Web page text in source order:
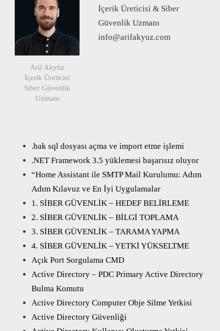
Arif Akyüz
İçerik Üreticisi
Siber Güvenlik
Uzmanı
İçerik Üreticisi & Siber
Güvenlik Uzmanı
info@arifakyuz.com
.bak sql dosyası açma ve import etme işlemi
.NET Framework 3.5 yüklemesi başarısız oluyor
“Home Assistant ile SMTP Mail Kurulumu: Adım
Adım Kılavuz ve En İyi Uygulamalar
1. SİBER GÜVENLİK – HEDEF BELİRLEME
2. SİBER GÜVENLİK – BİLGİ TOPLAMA
3. SİBER GÜVENLİK – TARAMA YAPMA
4. SİBER GÜVENLİK – YETKİ YÜKSELTME
Açık Port Sorgulama CMD
Active Directory – PDC Primary Active Directory
Bulma Komutu
Active Directory Computer Obje Silme Yetkisi
Active Directory Güvenliği